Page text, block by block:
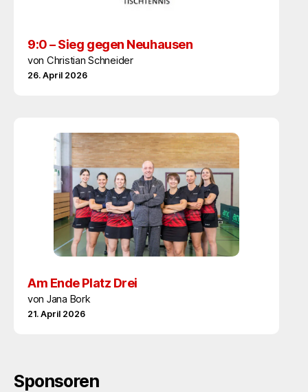
9:0 – Sieg gegen Neuhausen
von Christian Schneider
26. April 2026
Am Ende Platz Drei
von Jana Bork
21. April 2026
Sponsoren